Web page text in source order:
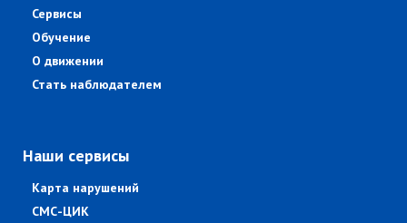
Сервисы
Обучение
О движении
Стать наблюдателем
Наши сервисы
Карта нарушений
СМС-ЦИК